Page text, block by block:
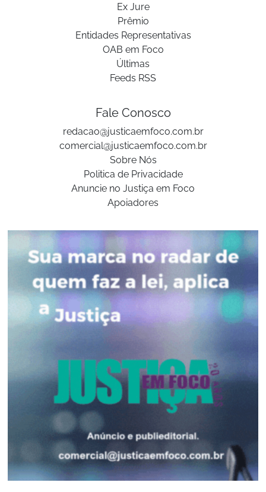
Ex Jure
Prêmio
Entidades Representativas
OAB em Foco
Últimas
Feeds RSS
Fale Conosco
redacao@justicaemfoco.com.br
comercial@justicaemfoco.com.br
Sobre Nós
Politica de Privacidade
Anuncie no Justiça em Foco
Apoiadores